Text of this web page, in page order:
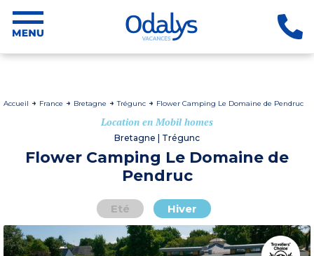
Accueil France Bretagne Trégunc Flower Camping Le Domaine de Pendruc
Location en Mobil homes
Bretagne | Trégunc
Flower Camping Le Domaine de
Pendruc
Eté Hiver